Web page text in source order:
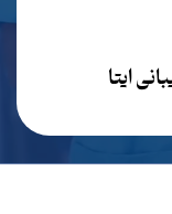
ایتا